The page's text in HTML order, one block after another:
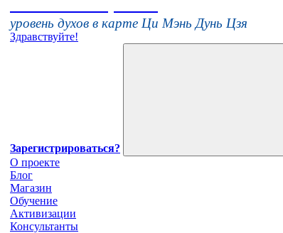
уровень духов в карте Ци Мэнь Дунь Цзя
Здравствуйте!
Зарегистрироваться?
О проекте
Блог
Магазин
Обучение
Активизации
Консультанты